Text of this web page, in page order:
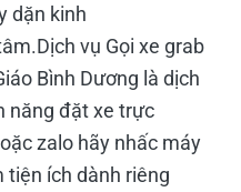
dặn kinh
vụ Gọi xe grab
Bình Dương là dịch
năng đặt xe trực
zalo hãy nhấc máy
tiện ích dành riêng